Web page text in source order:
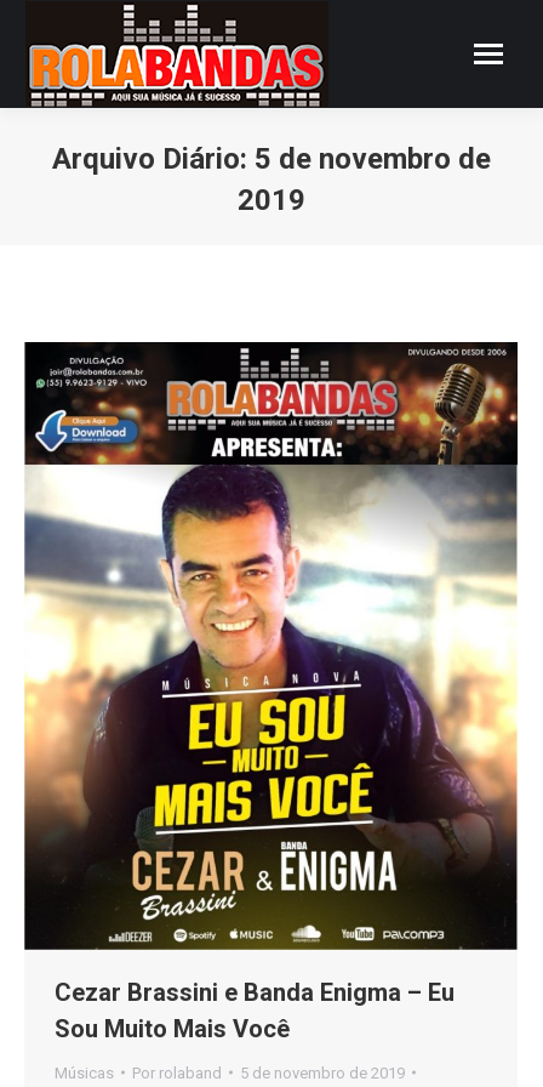
Arquivo Diário: 5 de novembro de
2019
Cezar Brassini e Banda Enigma – Eu
Sou Muito Mais Você
Músicas Por rolaband 5 de novembro de 2019